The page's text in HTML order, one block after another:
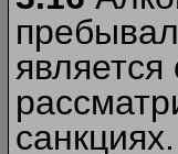
санкциях.